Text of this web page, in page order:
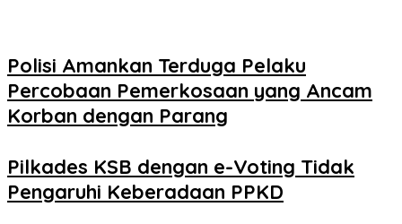
Polisi Amankan Terduga Pelaku
Percobaan Pemerkosaan yang Ancam
Korban dengan Parang
Pilkades KSB dengan e-Voting Tidak
Pengaruhi Keberadaan PPKD